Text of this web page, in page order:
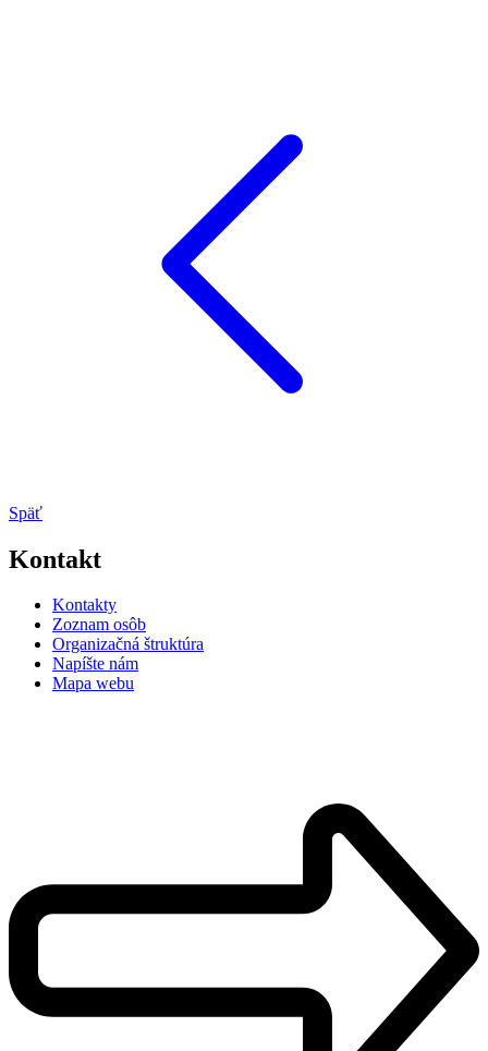
Späť
Kontakt
Kontakty
Zoznam osôb
Organizačná štruktúra
Napíšte nám
Mapa webu